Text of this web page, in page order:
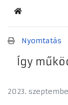
Kezdőlap
Nyomtatás
Így
2023.